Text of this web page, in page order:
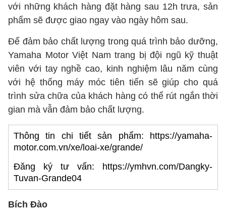
với những khách hàng đặt hàng sau 12h trưa, sản
phẩm sẽ được giao ngay vào ngày hôm sau.
Để đảm bảo chất lượng trong quá trình bảo dưỡng,
Yamaha Motor Việt Nam trang bị đội ngũ kỹ thuật
viên với tay nghề cao, kinh nghiệm lâu năm cùng
với hệ thống máy móc tiên tiến sẽ giúp cho quá
trình sửa chữa của khách hàng có thể rút ngắn thời
gian mà vẫn đảm bảo chất lượng.
Thông tin chi tiết sản phẩm: https://yamaha-
motor.com.vn/xe/loai-xe/grande/
Đăng ký tư vấn: https://ymhvn.com/Dangky-
Tuvan-Grande04
Bích Đào